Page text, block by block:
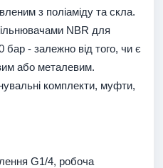
з поліаміду та скла.
NBR для
бар - залежно від того, чи є
або металевим.
комплекти, муфти,
G1/4, робоча